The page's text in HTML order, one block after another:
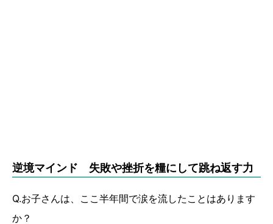
逆境マインド 失敗や挫折を糧にして跳ね返す力
Q.お子さんは、ここ半年間で涙を流したことはあります
か？